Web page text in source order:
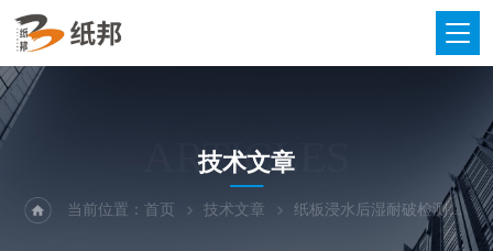
ARTICLES
技术文章
当前位置：首页 技术文章 纸板浸水后湿耐破检测技术